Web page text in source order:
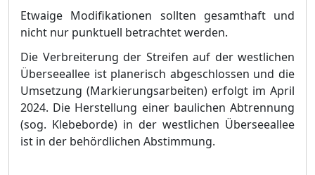
Etwaige Modifikationen sollten gesamthaft und
nicht nur punktuell betrachtet werden.
Die Verbreiterung der Streifen auf der westlichen
Überseeallee ist planerisch abgeschlossen und die
Umsetzung (Markierungsarbeiten) erfolgt im April
2024. Die Herstellung einer baulichen Abtrennung
(sog. Klebeborde) in der westlichen Überseeallee
ist in der behördlichen Abstimmung.